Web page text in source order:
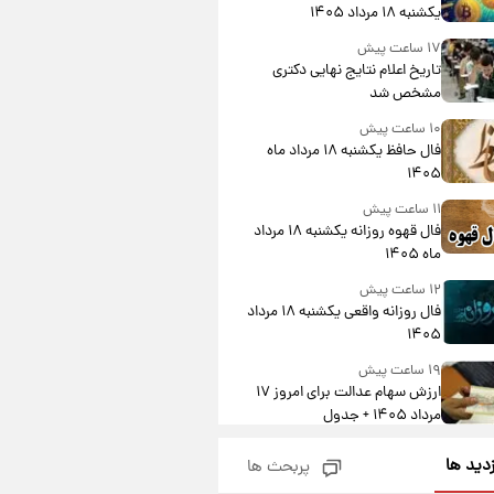
یکشنبه ۱۸ مرداد ۱۴۰۵
۱۷ ساعت پیش
تاریخ اعلام نتایج نهایی دکتری
مشخص شد
۱۰ ساعت پیش
فال حافظ یکشنبه ۱۸ مرداد ماه
۱۴۰۵
۱۱ ساعت پیش
فال قهوه روزانه یکشنبه ۱۸ مرداد
ماه ۱۴۰۵
۱۲ ساعت پیش
فال روزانه واقعی یکشنبه ۱۸ مرداد
۱۴۰۵
۱۹ ساعت پیش
ارزش سهام عدالت برای امروز ۱۷
مرداد ۱۴۰۵ + جدول
لیونل مسی عزادار شد! + جزئیات ها پربحث ها